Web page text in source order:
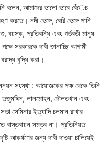
বলেন, আমাদের ভালো ভাবে বেঁেচ
নদী ভেঙ্গে, বেরি ভেঙ্গে পানি
বয়স্ক, প্রতিবন্ধি এবং গর্ভবতী মানুষ
সরকারকে দাবী জানাচ্ছি আগামী
বৃদ্ধি করা।
সংস্থা : আয়োজকের পক্ষ থেকে তিনি
তজুমদ্দিন, লালমোহন, দৌলতখান এবং
সেমিনার ইত্যাদি চলমান রাখার
বাস্তবায়ন সম্ভব না। প্রতিনিয়ত
আকর্ষণের জন্য দাবী দাওয়া চালিয়েই